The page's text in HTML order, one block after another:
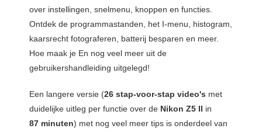
over instellingen, snelmenu, knoppen en functies.
Ontdek de programmastanden, het I-menu, histogram,
kaarsrecht fotograferen, batterij besparen en meer.
Hoe maak je En nog veel meer uit de
gebruikershandleiding uitgelegd!
Een langere versie (26 stap-voor-stap video's met
duidelijke uitleg per functie over de Nikon Z5 II in
87 minuten) met nog veel meer tips is onderdeel van